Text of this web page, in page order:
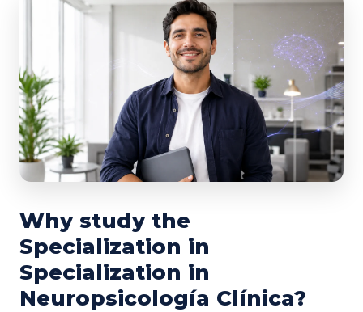
Why study the
Specialization in
Specialization in
Neuropsicología Clínica?